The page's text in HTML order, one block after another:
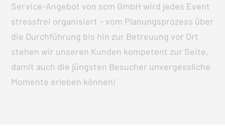
Service-Angebot von scm GmbH wird jedes Event
stressfrei organisiert – vom Planungsprozess über
die Durchführung bis hin zur Betreuung vor Ort
stehen wir unseren Kunden kompetent zur Seite,
damit auch die jüngsten Besucher unvergessliche
Momente erleben können!